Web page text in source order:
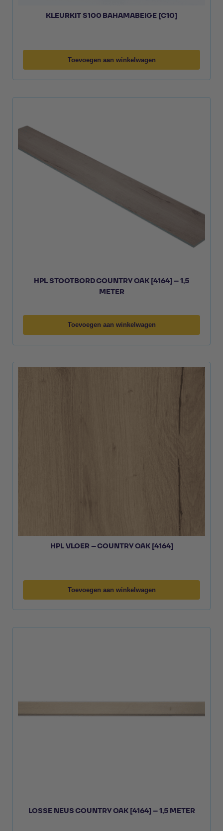
KLEURKIT S100 BAHAMABEIGE [C10]
Toevoegen aan winkelwagen
HPL STOOTBORD COUNTRY OAK [4164] – 1,5
METER
Toevoegen aan winkelwagen
HPL VLOER – COUNTRY OAK [4164]
Toevoegen aan winkelwagen
LOSSE NEUS COUNTRY OAK [4164] – 1,5 METER